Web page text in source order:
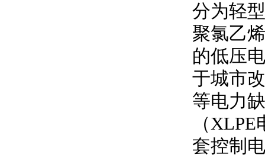
分为轻
聚氯乙
的低压
于城市
等电力
（XLPE
套控制